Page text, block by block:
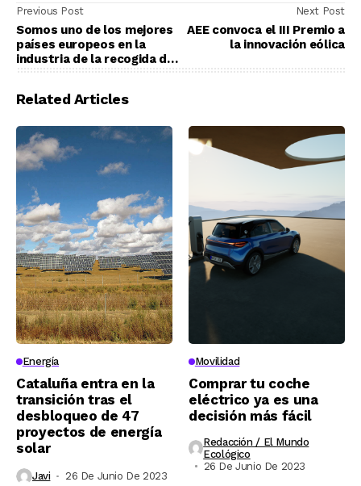
Previous Post
Somos uno de los mejores
países europeos en la
industria de la recogida de
Next Post
AEE convoca el III Premio a
la innovación eólica
Related Articles
Energía
Cataluña entra en la
transición tras el
desbloqueo de 47
proyectos de energía
solar
Javi 26 De Junio De 2023
Movilidad
Comprar tu coche
eléctrico ya es una
decisión más fácil
Redacción / El Mundo
Ecológico
26 De Junio De 2023